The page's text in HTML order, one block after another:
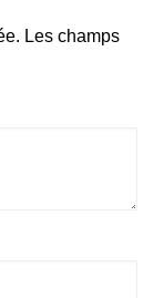
Les champs